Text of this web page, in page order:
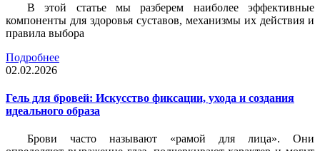
В этой статье мы разберем наиболее эффективные
компоненты для здоровья суставов, механизмы их действия и
правила выбора
Подробнее
02.02.2026
Гель для бровей: Искусство фиксации, ухода и создания
идеального образа
Брови часто называют «рамой для лица». Они